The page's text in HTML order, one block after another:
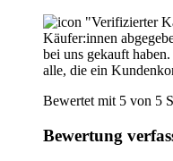
"Verifizierter
Käufer:innen
bei uns gekauft
alle, die ein
Bewertet mit 5 von 5
Bewertung